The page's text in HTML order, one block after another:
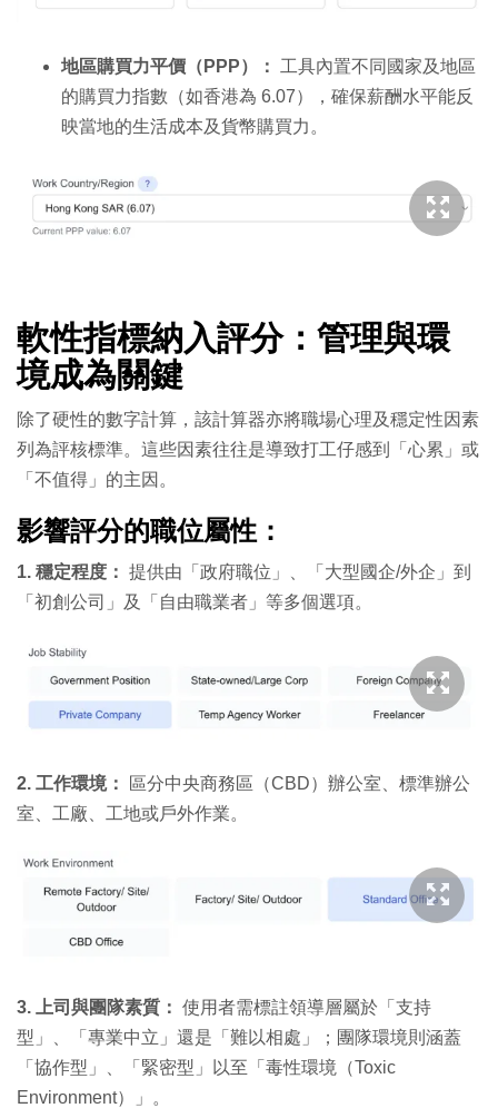
地區購買力平價（PPP）：
工具內置不同國家及地區
的購買力指數（如香港為 6.07），確保薪酬水平能反
映當地的生活成本及貨幣購買力。
軟性指標納入評分：管理與環
境成為關鍵
除了硬性的數字計算，該計算器亦將職場心理及穩定性因素
列為評核標準。這些因素往往是導致打工仔感到「心累」或
「不值得」的主因。
影響評分的職位屬性：
1. 穩定程度： 提供由「政府職位」、「大型國企/外企」到
「初創公司」及「自由職業者」等多個選項。
2. 工作環境：
區分中央商務區（CBD）辦公室、標準辦公
室、工廠、工地或戶外作業。
3. 上司與團隊素質： 使用者需標註領導層屬於「支持
型」、「專業中立」還是「難以相處」；團隊環境則涵蓋
「協作型」、「緊密型」以至「毒性環境（Toxic
Environment）」。